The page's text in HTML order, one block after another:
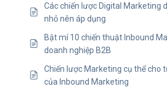
Các chiến lược Digital Marketing
nhỏ nên áp dụng
Bật mí 10 chiến thuật Inbound
doanh nghiệp B2B
Chiến lược Marketing cụ thể cho
của Inbound Marketing